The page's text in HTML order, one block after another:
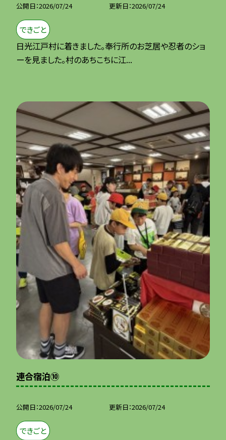
公開日 2026/07/24 更新日 2026/07/24
できごと
日光江戸村に着きました。奉行所のお芝居や忍者のショ
ーを見ました。村のあちこちに江...
連合宿泊⑩
公開日 2026/07/24 更新日 2026/07/24
できごと